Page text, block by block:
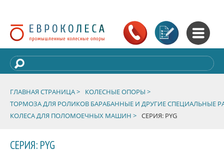
ГЛАВНАЯ СТРАНИЦА >
КОЛЕСНЫЕ ОПОРЫ >
ТОРМОЗА ДЛЯ РОЛИКОВ БАРАБАННЫЕ И ДРУГИЕ СПЕЦИАЛЬНЫЕ
КОЛЕСА ДЛЯ ПОЛОМОЕЧНЫХ МАШИН > СЕРИЯ: PYG
СЕРИЯ: PYG